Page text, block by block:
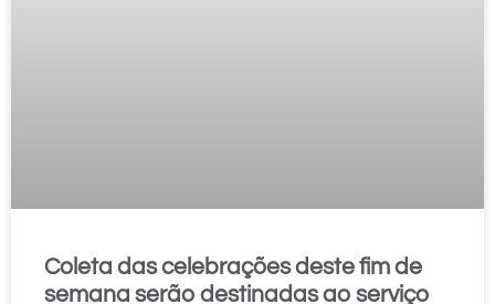
Coleta das celebrações deste fim de
semana serão destinadas ao serviço